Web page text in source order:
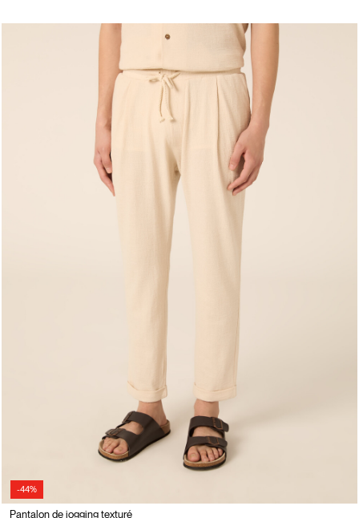
-44%
Pantalon de jogging texturé